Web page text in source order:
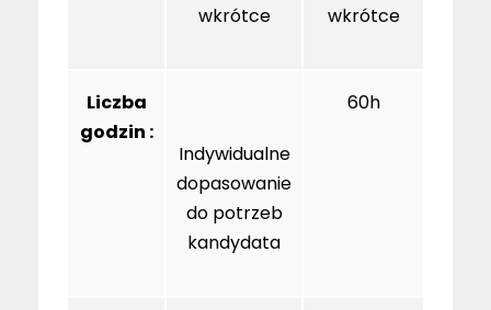
wkrótce
wkrótce
Liczba
godzin :
Indywidualne
dopasowanie
do potrzeb
kandydata
60h